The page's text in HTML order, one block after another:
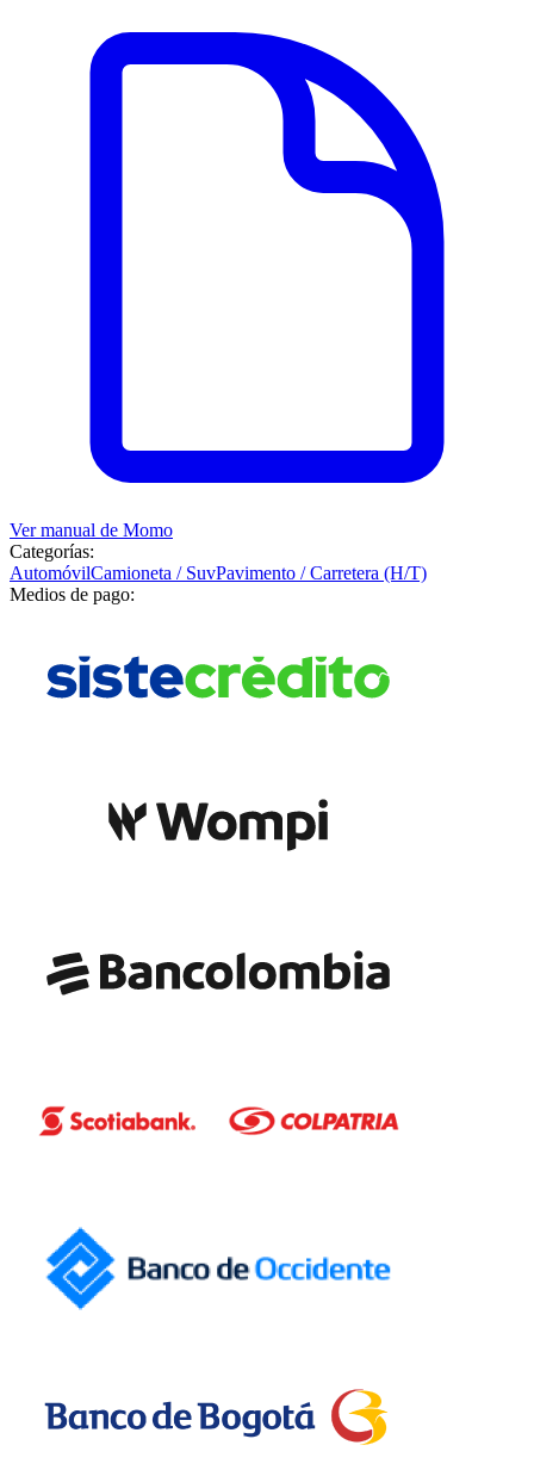
Ver manual de Momo
Categorías:
AutomóvilCamioneta / SuvPavimento / Carretera (H/T)
Medios de pago: